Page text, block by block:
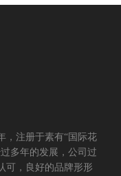
，注册于素有“国际花
多年的发展，公司过
可，良好的品牌形形